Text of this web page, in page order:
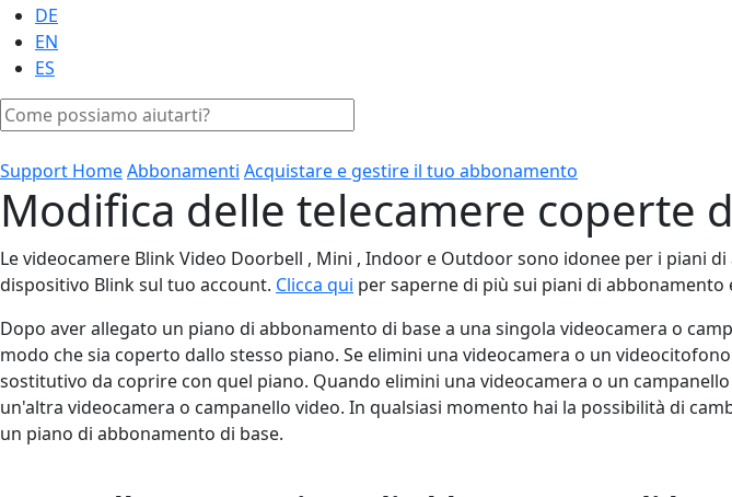
DE
EN
ES
Support HomeAbbonamenti Acquistare e gestire il tuo abbonamento
Modifica delle telecamere coperte
Le videocamere Blink Video Doorbell , Mini , Indoor e Outdoor sono idonee per i piani
dispositivo Blink sul tuo account. Clicca qui per saperne di più sui piani di abbonamento
Dopo aver allegato un piano di abbonamento di base a una singola videocamera o
modo che sia coperto dallo stesso piano. Se elimini una videocamera o un
sostitutivo da coprire con quel piano. Quando elimini una videocamera o un
un'altra videocamera o campanello video. In qualsiasi momento hai la possibilità di
un piano di abbonamento di base.